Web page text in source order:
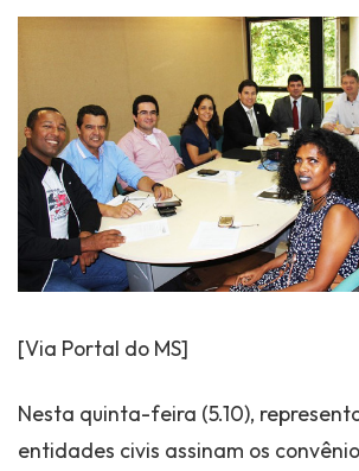
[Via Portal do MS]
Nesta quinta-feira (5.10),
entidades civis assinam os